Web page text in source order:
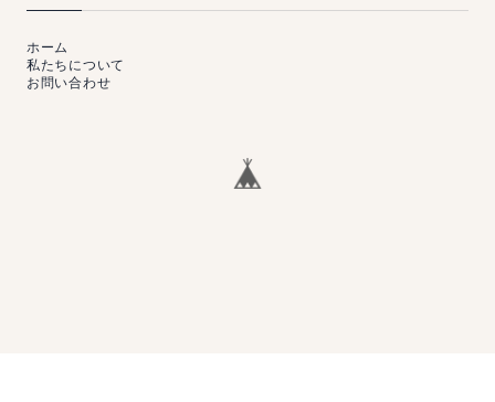
ホーム
私たちについて
お問い合わせ